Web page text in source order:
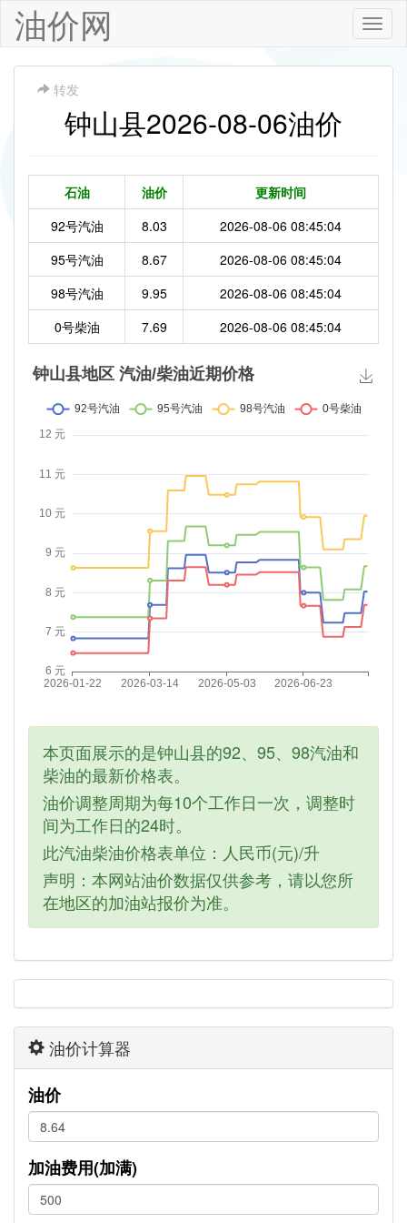
油价网
Toggle
转发
钟山县2026-08-06油价
石油 油价
更新时间
92号汽油
8.03
2026-08-06 08:45:04
95号汽油
8.67
2026-08-06 08:45:04
98号汽油
9.95
2026-08-06 08:45:04
0号柴油
7.69 2026-08-06 08:45:04
本页面展示的是钟山县的92、95、98汽油和
柴油的最新价格表。
油价调整周期为每10个工作日一次，调整时
间为工作日的24时。
此汽油柴油价格表单位：人民币(元)/升
声明：本网站油价数据仅供参考，请以您所
在地区的加油站报价为准。
油价计算器
油价
加油费用(加满)